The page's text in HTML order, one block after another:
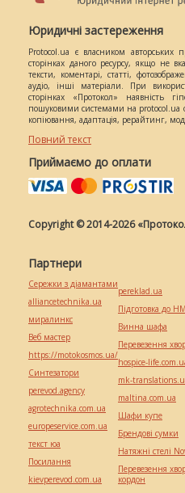
Юридичні застереження
Protocol.ua є власником
сторінках даного ресурсу, якщо не
тексти, коментарі, статті,
аудіо, інші матеріали. При
сторінках «Протокол» наявність
пошуковими системами на protocol.ua
копіювання, адаптація, рерайтинг,
Повний текст
Приймаємо до оплати
Copyright © 2014-2026
Партнери
Сережки з діамантами
alliancetechnika.ua
миралинкс
Веб мастер
https://motokosmos.ua/
Синтезатори
perevod.agency
agrotechnika.com.ua
europeservice.com.ua
текст юа
Посилання
kievperevod.com.ua
pereklad.ua
Підготовка до
Винна шафа
Перевезення
hospice-
mk-
maltina.com.ua
Шафи купе
Брендові сумки
Натяжні стелі
Перевезення
кордон